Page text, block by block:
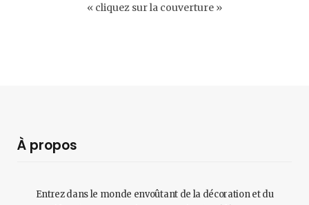
« cliquez sur la couverture »
À propos
Entrez dans le monde envoûtant de la décoration et du